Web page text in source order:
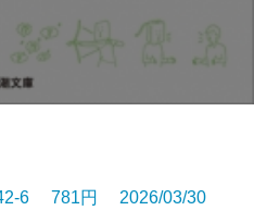
6 781円 2026/03/30